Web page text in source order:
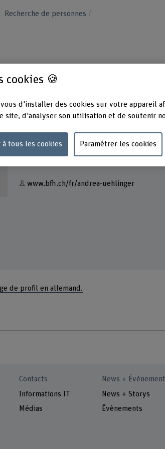
Recherche de personnes
+41 32 344 03 93
www.bfh.ch/fr/andrea-uehlinger
de profil en allemand.
Contacts
Informations IT
Médias
News +
News + Storys
Évènements
cookies 🍪
vous d'installer des cookies sur votre appareil
site, d'analyser son utilisation et de soutenir
tous les cookies Paramétrer les cookies